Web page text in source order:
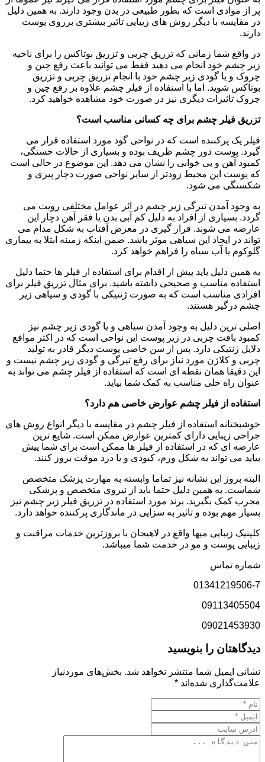
پر از موادی است که بطور طبیعی در بدن وجود دارند. به همین دلیل
در مقایسه با دیگر روش های زیبایی تاثیر بیشتری برروی پوست
دارند.
در واقع شما زمانی که تزریق چربی و تزریق بوتاکس را برای ناحیه
زیر چشم خود انجام می دهید فقط می توانید باعث رفع چین و
چروک و یا گودی زیر چشم خود با انجام تزریق چربی و تزریق
بوتاکس شوید. اما با استفاده از فیلر چشم علاوه بر رفع چین و
چروک تاثیرات دیگری نیز در صورت خود مشاهده خواهید کرد.
تزریق فیلر چشم برای چه کسانی مناسب است؟
فیلر یک پرکننده است که در نواحی گود مورد استفاده قرار می
گیرد. پوست دور چشم ظریف بوده و بسیاری از حالات خستگی،
کمبود آهن و بی خوابی را نشان می دهد. این موضوع در حالی است
که پوست این محیط زودتر از سایر نواحی صورت دچار پیری و
شکستگی می شود.
به وجود آمدن تیرگی زیر چشم در اثر عوامل مختلفی رویت می
گردد. بسیاری از افراد به دلیل کم آبی بدن یا فقر آهن دچار این
عارضه می شوند. قرار گیری در معرض آفتاب به شکل مدام می
تواند در ایجاد این سیاهی موثر باشد. ضمن اینکه زمینه ابتلا به بیماری
گلوکوم یا آب سیاه را فراهم خواهد کرد.
به همین دلیل باید پیش از اقدام برای استفاده از فیلر ها حتما دلیل
استفاده مناسب و صحیحی داشته باشید. برای مثال تزریق فیلر برای
افرادی مناسب است که به صورت ژنتیکی با گودی و سیاهی زیر
چشم درگیر هستند.
اصلی ترین دلیل به وجود آمدن سیاهی و یا گودی زیر چشم نیز
کمبود بافت چربی در زیر پوست این نواحی است که در اکثر مواقع
دلایل ژنتیکی دارد. پس از سن خاصی پوست دیگر قادر به تولید
چربی و کلاژن مورد نیاز برای رفع تیرگی و گودی زیر چشم نیست و
این دقیقا همان نقطه ای است که استفاده از فیلر چشم می تواند به
عنوان راه حلی مناسب به کمک شما بیاید.
استفاده از فیلر چشم عوارض خاصی هم دارد؟
خوشبختانه استفاده از فیلر چشم در مقایسه با دیگر انواع روش های
جراحی زیبایی دارای کمترین عوارض ممکن است. شایع ترین
عارضه ای که در استفاده از فیلر ها ممکن است برای شما پیش
بیاید می تواند به شکل ورم، کبودی و یا درد موقت بروز کنند.
البته بروز این نشانه نیز تماما وابسته به مهارت پزشک متخصص
شماست. به همین دلیل حتما باید از نیروی متخصص و پزشکی
مجرب کمک بگیرید. برند مورد استفاده در تزریق فیلر زیر چشم نیز
بسیار مهم بوده و تاثیر به سزایی در ماندگاری پرکننده خواهد دارد.
کلینیک زیبایی میها واقع در لاهیجان با بروزترین خدمات مراقبت و
زیبایی پوست و مو در خدمت شما میباشد.
شماره تماس
01341219506-7
09113405504
09021453930
دیدگاهتان را بنویسید
نشانی ایمیل شما منتشر نخواهد شد. بخش‌های موردنیاز
علامت‌گذاری شده‌اند *